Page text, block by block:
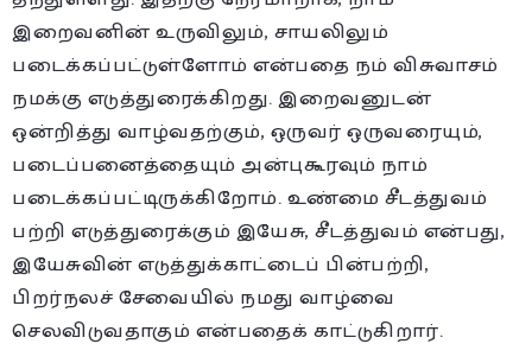
இறைவனின் உருவிலும், சாயலிலும்
படைக்கப்பட்டுள்ளோம் என்பதை நம் விசுவாசம்
நமக்கு எடுத்துரைக்கிறது. இறைவனுடன்
ஒன்றித்து வாழ்வதற்கும், ஒருவர் ஒருவரையும்,
படைப்பனைத்தையும் அன்புகூரவும் நாம்
படைக்கப்பட்டிருக்கிறோம். உண்மை சீடத்துவம்
பற்றி எடுத்துரைக்கும் இயேசு, சீடத்துவம் என்பது,
இயேசுவின் எடுத்துக்காட்டைப் பின்பற்றி,
பிறர்நலச் சேவையில் நமது வாழ்வை
செலவிடுவதாகும் என்பதைக் காட்டுகிறார்.